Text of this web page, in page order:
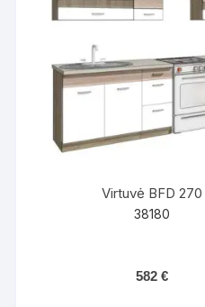
Virtuvė BFD 270
38180
582 €